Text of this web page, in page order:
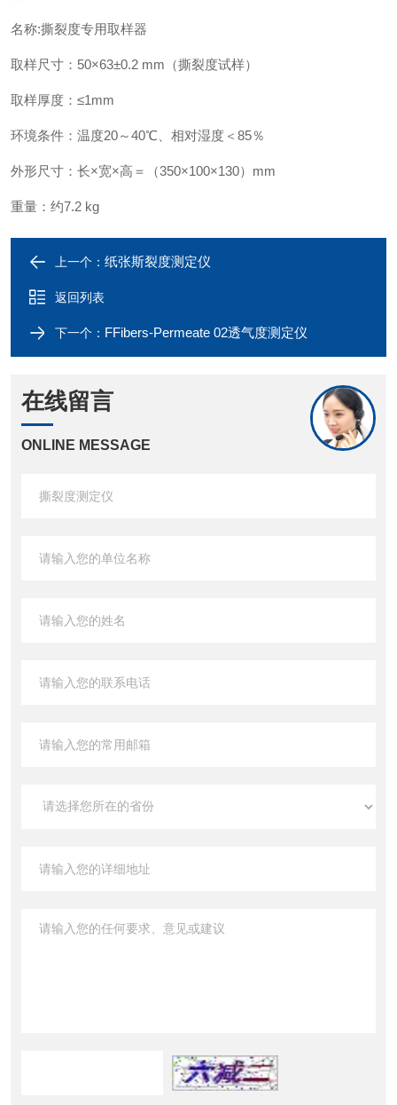
名称:撕裂度专用取样器
取样尺寸：50×63±0.2 mm（撕裂度试样）
取样厚度：≤1mm
环境条件：温度20～40℃、相对湿度＜85％
外形尺寸：长×宽×高＝（350×100×130）mm
重量：约7.2 kg
上一个： 纸张斯裂度测定仪
返回列表
下一个： FFibers-Permeate 02透气度测定仪
在线留言
ONLINE MESSAGE